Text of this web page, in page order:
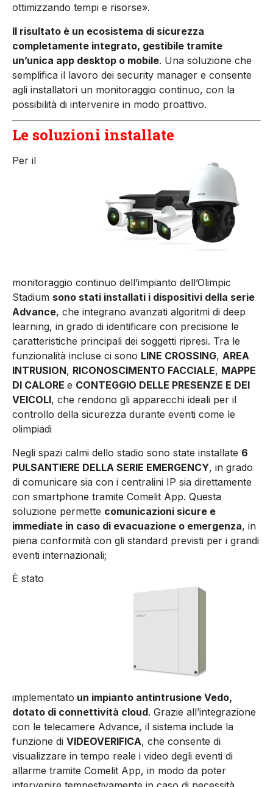
ottimizzando tempi e risorse».
Il risultato è un ecosistema di sicurezza
completamente integrato, gestibile tramite
un’unica app desktop o mobile. Una soluzione che
semplifica il lavoro dei security manager e consente
agli installatori un monitoraggio continuo, con la
possibilità di intervenire in modo proattivo.
Le soluzioni installate
Per il
monitoraggio continuo dell’impianto dell’Olimpic
Stadium sono stati installati i dispositivi della serie
Advance, che integrano avanzati algoritmi di deep
learning, in grado di identificare con precisione le
caratteristiche principali dei soggetti ripresi. Tra le
funzionalità incluse ci sono LINE CROSSING, AREA
INTRUSION, RICONOSCIMENTO FACCIALE, MAPPE
DI CALORE e CONTEGGIO DELLE PRESENZE E DEI
VEICOLI, che rendono gli apparecchi ideali per il
controllo della sicurezza durante eventi come le
olimpiadi
Negli spazi calmi dello stadio sono state installate 6
PULSANTIERE DELLA SERIE EMERGENCY, in grado
di comunicare sia con i centralini IP sia direttamente
con smartphone tramite Comelit App. Questa
soluzione permette comunicazioni sicure e
immediate in caso di evacuazione o emergenza, in
piena conformità con gli standard previsti per i grandi
eventi internazionali;
È stato
implementato un impianto antintrusione Vedo,
dotato di connettività cloud. Grazie all’integrazione
con le telecamere Advance, il sistema include la
funzione di VIDEOVERIFICA, che consente di
visualizzare in tempo reale i video degli eventi di
allarme tramite Comelit App, in modo da poter